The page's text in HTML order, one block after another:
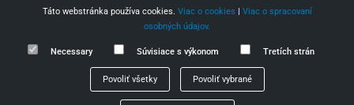
Táto webstránka používa cookies. Viac o cookies | Viac o spracovaní
osobných údajov.
Necessary Súvisiace s výkonom Tretích strán
Povoliť všetky Povoliť vybrané